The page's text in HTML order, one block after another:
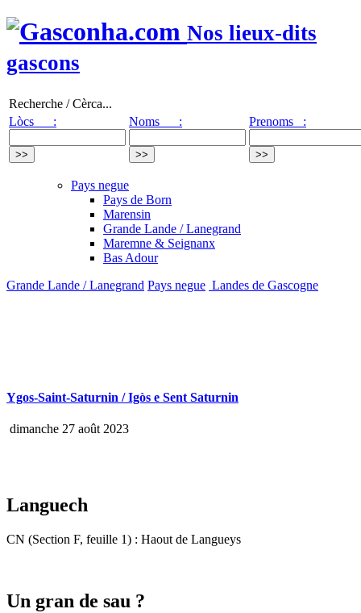
Nos lieux-dits
gascons
Recherche / Cèrca...
Lòcs :
Noms : Prenoms :
Pays negue
Pays de Born
Marensin
Grande Lande / Lanegrand
Maremne & Seignanx
Bas Adour
Grande Lande / Lanegrand Pays negue Landes de Gascogne
Ygos-Saint-Saturnin / Igòs e Sent Saturnin
dimanche 27 août 2023
Languech
CN (Section F, feuille 1) : Haout de Langueys
Un gran de sau ?